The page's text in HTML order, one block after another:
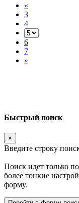
«
3
4
6
7
»
Быстрый поиск
×
Введите строку
Поиск идет только
более тонкие
форму.